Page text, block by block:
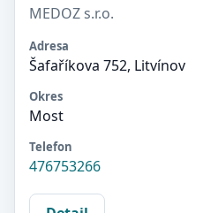
MEDOZ s.r.o.
Adresa
Šafaříkova 752, Litvínov
Okres
Most
Telefon
476753266